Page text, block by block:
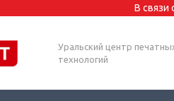
В связи
Уральский центр
технологий